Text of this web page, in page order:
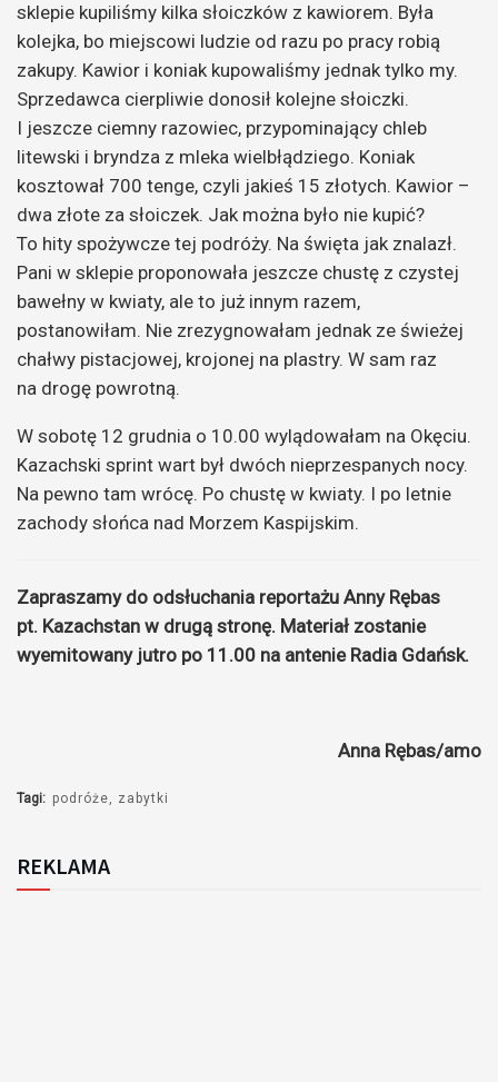
sklepie kupiliśmy kilka słoiczków z kawiorem. Była
kolejka, bo miejscowi ludzie od razu po pracy robią
zakupy. Kawior i koniak kupowaliśmy jednak tylko my.
Sprzedawca cierpliwie donosił kolejne słoiczki.
I jeszcze ciemny razowiec, przypominający chleb
litewski i bryndza z mleka wielbłądziego. Koniak
kosztował 700 tenge, czyli jakieś 15 złotych. Kawior –
dwa złote za słoiczek. Jak można było nie kupić?
To hity spożywcze tej podróży. Na święta jak znalazł.
Pani w sklepie proponowała jeszcze chustę z czystej
bawełny w kwiaty, ale to już innym razem,
postanowiłam. Nie zrezygnowałam jednak ze świeżej
chałwy pistacjowej, krojonej na plastry. W sam raz
na drogę powrotną.
W sobotę 12 grudnia o 10.00 wylądowałam na Okęciu.
Kazachski sprint wart był dwóch nieprzespanych nocy.
Na pewno tam wrócę. Po chustę w kwiaty. I po letnie
zachody słońca nad Morzem Kaspijskim.
Zapraszamy do odsłuchania reportażu Anny Rębas
pt. Kazachstan w drugą stronę. Materiał zostanie
wyemitowany jutro po 11.00 na antenie Radia Gdańsk.
Anna Rębas/amo
Tagi: podróże zabytki
REKLAMA